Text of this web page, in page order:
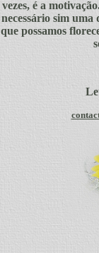
vezes, é a
necessário sim
que possamos